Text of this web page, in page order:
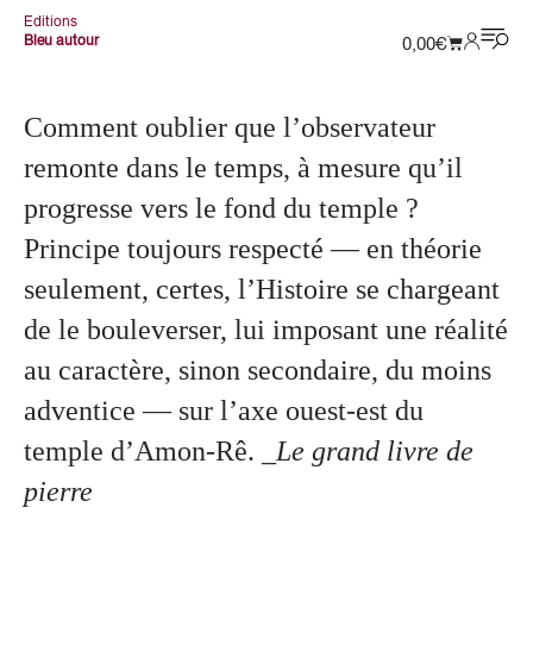
Editions
Bleu autour
0,00€
Comment oublier que l’observateur
remonte dans le temps, à mesure qu’il
progresse vers le fond du temple ?
Principe toujours respecté — en théorie
seulement, certes, l’Histoire se chargeant
de le bouleverser, lui imposant une réalité
au caractère, sinon secondaire, du moins
adventice — sur l’axe ouest-est du
temple d’Amon-Rê.
_Le grand livre de
pierre